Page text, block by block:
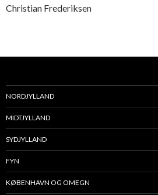
Christian Frederiksen
NORDJYLLAND
MIDTJYLLAND
SYDJYLLAND
FYN
KØBENHAVN OG OMEGN